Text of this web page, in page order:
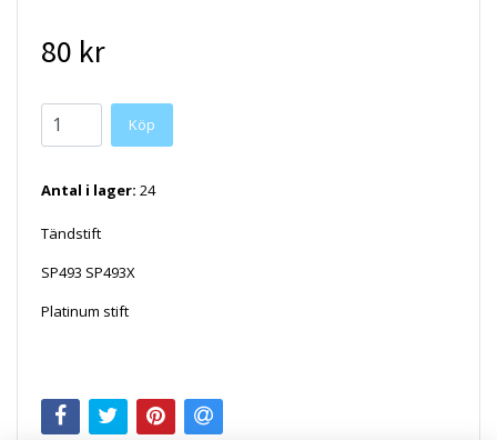
80 kr
Antal i lager: 24
Tändstift
SP493 SP493X
Platinum stift